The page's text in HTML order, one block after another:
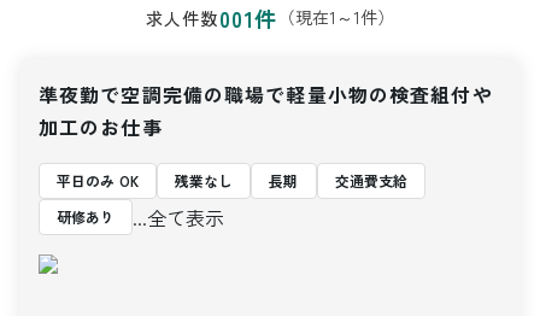
求人件数001件 （現在1 ～1件）
準夜勤で空調完備の職場で軽量小物の検査組付や
加工のお仕事
平日のみ OK 残業なし 長期
交通費支給
研修あり
...全て表示